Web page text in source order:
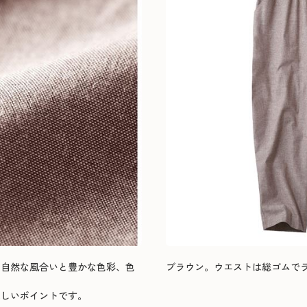
然な風合いと豊かな色彩、色
いポイントです。
ブラウン。ウエストは総ゴムで